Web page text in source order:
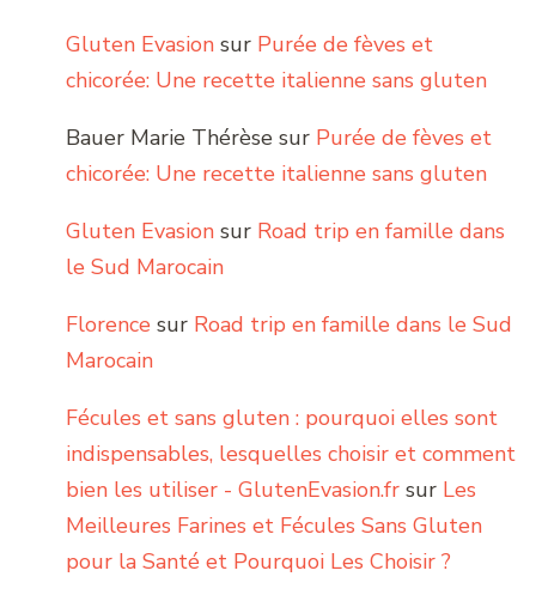
Gluten Evasion sur Purée de fèves et
chicorée: Une recette italienne sans gluten
Bauer Marie Thérèse sur Purée de fèves et
chicorée: Une recette italienne sans gluten
Gluten Evasion sur Road trip en famille dans
le Sud Marocain
Florence sur Road trip en famille dans le Sud
Marocain
Fécules et sans gluten : pourquoi elles sont
indispensables, lesquelles choisir et comment
bien les utiliser - GlutenEvasion.fr sur Les
Meilleures Farines et Fécules Sans Gluten
pour la Santé et Pourquoi Les Choisir ?